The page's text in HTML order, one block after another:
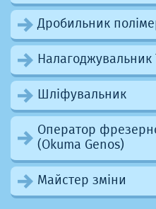
Дробильник
Шліфувальник
Оператор
(Okuma Genos)
Майстер зміни